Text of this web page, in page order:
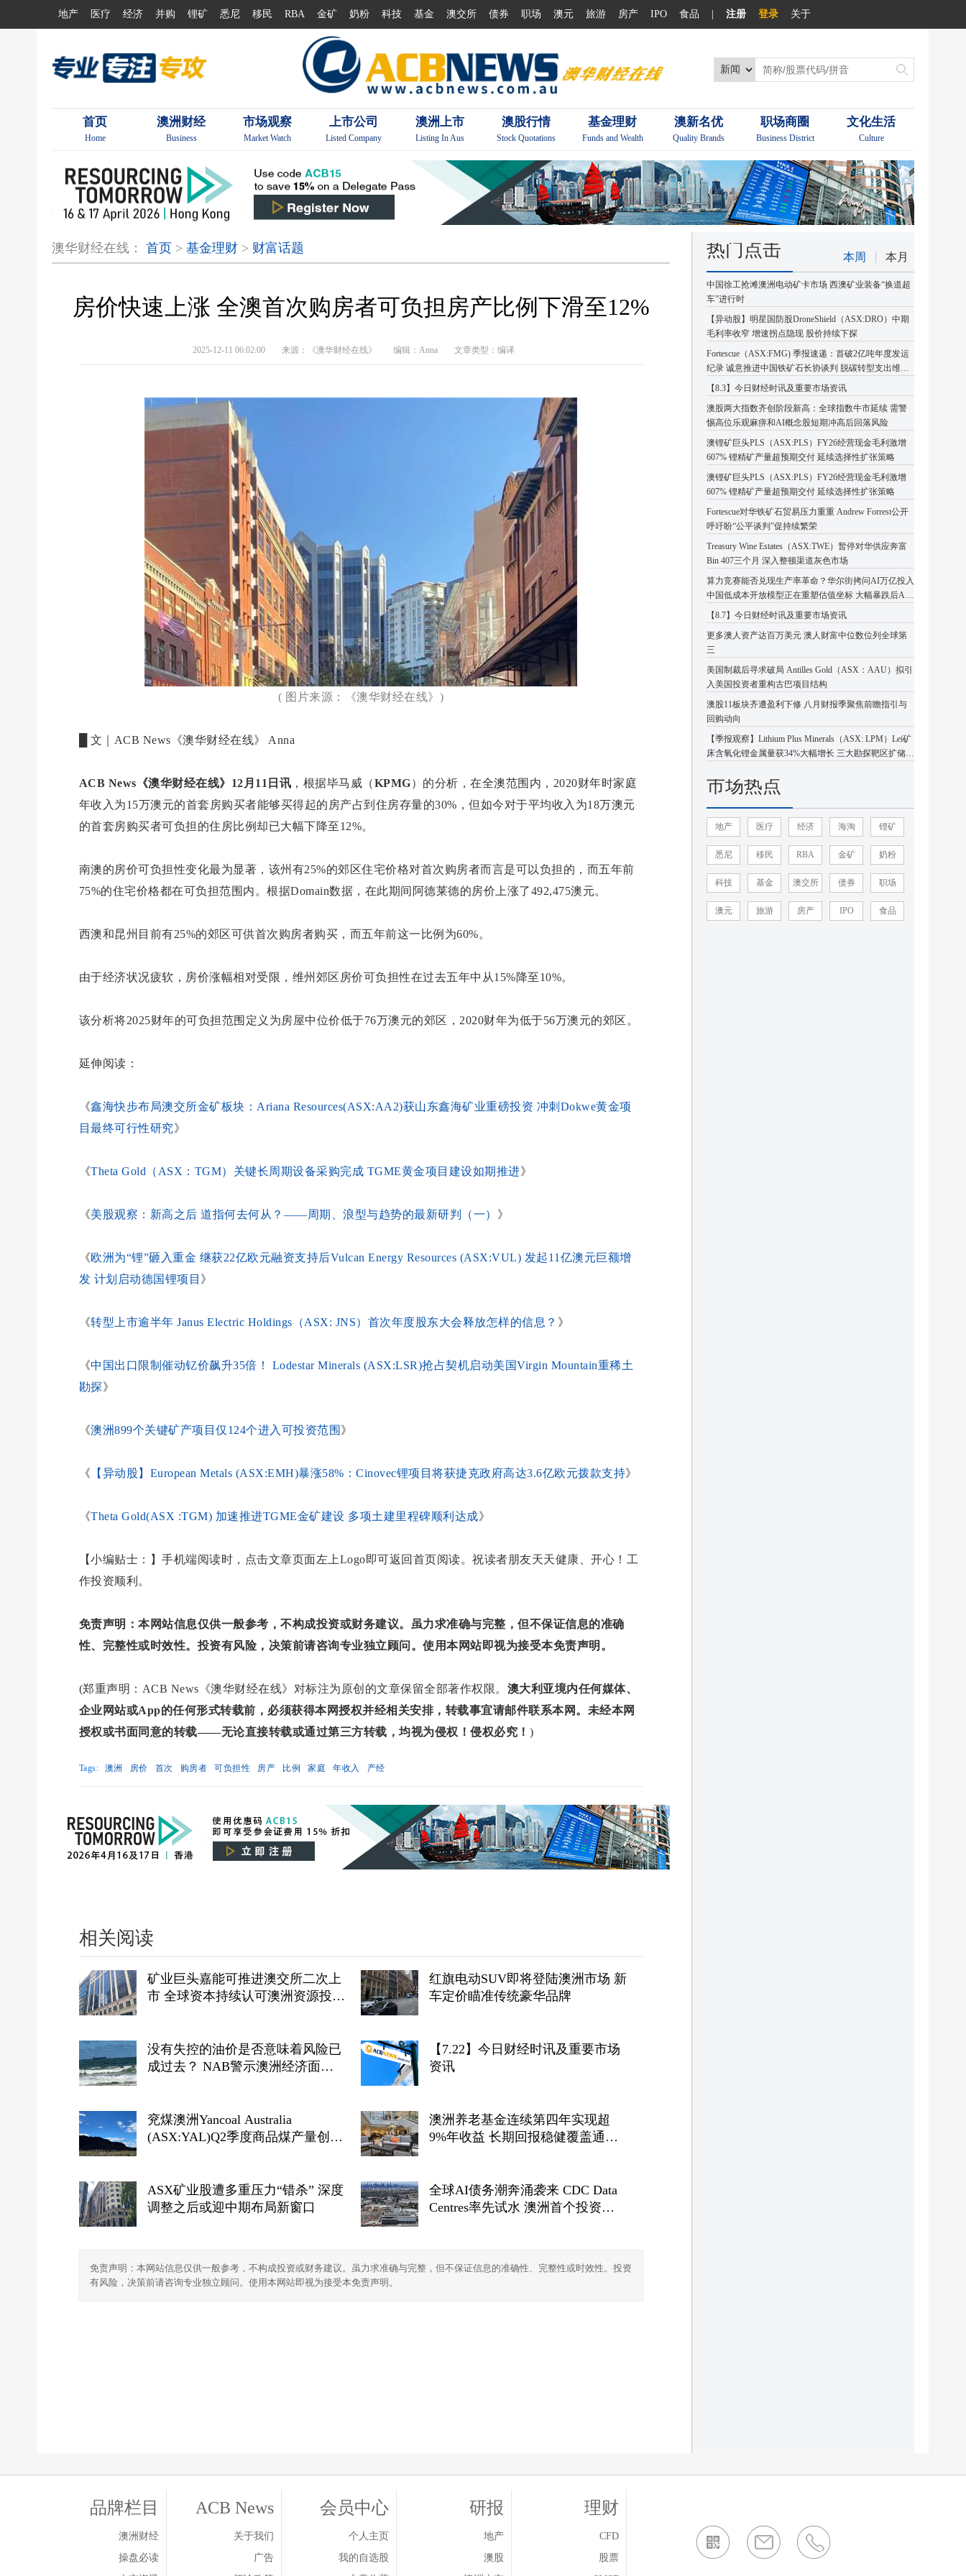
地产 医疗 经济 并购 锂矿 悉尼 移民 RBA 金矿 奶粉 科技 基金 澳交所 债券 职场 澳元 旅游 房产 IPO 食品 注册 登录 关于
首页
Home
澳洲财经
Business
市场观察
Market Watch
上市公司
Listed Company
澳洲上市
Listing In Aus
澳股行情
Stock Quotations
基金理财
Funds and Wealth
澳新名优
Quality Brands
职场商圈
Business District
文化生活
Culture
澳华财经在线： 首页 > 基金理财 > 财富话题
房价快速上涨 全澳首次购房者可负担房产比例下滑至12%
2025-12-11 06:02:00 来源：《澳华财经在线》 编辑：Anna 文章类型：编译
( 图片来源：《澳华财经在线》)
█ 文｜ACB News《澳华财经在线》 Anna
ACB News《澳华财经在线》12月11日讯 ，根据毕马威（KPMG）的分析，在全澳范围内，2020财年时家庭
年收入为15万澳元的首套房购买者能够买得起的房产占到住房存量的30%，但如今对于平均收入为18万澳元
的首套房购买者可负担的住房比例却已大幅下降至12%。
南澳的房价可负担性变化最为显著，该州有25%的郊区住宅价格对首次购房者而言是可以负担的，而五年前
75%的住宅价格都在可负担范围内。根据Domain数据，在此期间阿德莱德的房价上涨了492,475澳元。
西澳和昆州目前有25%的郊区可供首次购房者购买，而五年前这一比例为60%。
由于经济状况疲软，房价涨幅相对受限，维州郊区房价可负担性在过去五年中从15%降至10%。
该分析将2025财年的可负担范围定义为房屋中位价低于76万澳元的郊区，2020财年为低于56万澳元的郊区。
延伸阅读：
《鑫海快步布局澳交所金矿板块：Ariana Resources(ASX:AA2)获山东鑫海矿业重磅投资 冲刺Dokwe黄金项
目最终可行性研究》
《Theta Gold（ASX：TGM）关键长周期设备采购完成 TGME黄金项目建设如期推进》
《美股观察：新高之后 道指何去何从？——周期、浪型与趋势的最新研判（一） 》
《欧洲为“锂”砸入重金 继获22亿欧元融资支持后Vulcan Energy Resources (ASX:VUL) 发起11亿澳元巨额增
发 计划启动德国锂项目 》
《转型上市逾半年 Janus Electric Holdings（ASX: JNS）首次年度股东大会释放怎样的信息？ 》
《中国出口限制催动钇价飙升35倍！ Lodestar Minerals (ASX:LSR)抢占契机启动美国Virgin Mountain重稀土
勘探》
《澳洲899个关键矿产项目仅124个进入可投资范围 》
《 【异动股】European Metals (ASX:EMH)暴涨58%：Cinovec锂项目将获捷克政府高达3.6亿欧元拨款支持》
《Theta Gold(ASX :TGM) 加速推进TGME金矿建设 多项土建里程碑顺利达成》
【小编贴士：】手机端阅读时，点击文章页面左上Logo即可返回首页阅读。祝读者朋友天天健康、开心！工
作投资顺利。
免责声明：本网站信息仅供一般参考，不构成投资或财务建议。虽力求准确与完整，但不保证信息的准确
性、完整性或时效性。投资有风险，决策前请咨询专业独立顾问。使用本网站即视为接受本免责声明。
(郑重声明：ACB News《澳华财经在线》对标注为原创的文章保留全部著作权限。 澳大利亚境内任何媒体、
企业网站或App的任何形式转载前，必须获得本网授权并经相关安排，转载事宜请邮件联系本网。未经本网
授权或书面同意的转载——无论直接转载或通过第三方转载，均视为侵权！侵权必究！ )
Tags: 澳洲 房价 首次 购房者 可负担性 房产 比例 家庭 年收入 产经
相关阅读
矿业巨头嘉能可推进澳交所二次上
市 全球资本持续认可澳洲资源投资
红旗电动SUV即将登陆澳洲市场 新
车定价瞄准传统豪华品牌
没有失控的油价是否意味着风险已
成过去？ NAB警示澳洲经济面
【7.22】今日财经时讯及重要市场
资讯
兖煤澳洲Yancoal Australia
(ASX:YAL)Q2季度商品煤产量创新
望
澳洲养老基金连续第四年实现超
9%年收益 长期回报稳健覆盖通胀
ASX矿业股遭多重压力“错杀” 深度
调整之后或迎中期布局新窗口
全球AI债务潮奔涌袭来 CDC Data
Centres率先试水 澳洲首个投资级
免责声明：本网站信息仅供一般参考，不构成投资或财务建议。虽力求准确与完整，但不保证信息的准确性、完整性或时效性。投资
有风险，决策前请咨询专业独立顾问。使用本网站即视为接受本免责声明。
热门点击 本周 本月
中国徐工抢滩澳洲电动矿卡市场 西澳矿业装备“换道超
车”进行时
【异动股】明星国防股DroneShield（ASX:DRO）中期
毛利率收窄 增速拐点隐现 股价持续下探
Fortescue（ASX:FMG) 季报速递：首破2亿吨年度发运
纪录 诚意推进中国铁矿石长协谈判 脱碳转型支出维持
高位
【8.3】今日财经时讯及重要市场资讯
澳股两大指数齐创阶段新高：全球指数牛市延续 需警
惕高位乐观麻痹和AI概念股短期冲高后回落风险
澳锂矿巨头PLS（ASX:PLS）FY26经营现金毛利激增
607% 锂精矿产量超预期交付 延续选择性扩张策略
澳锂矿巨头PLS（ASX:PLS）FY26经营现金毛利激增
607% 锂精矿产量超预期交付 延续选择性扩张策略
Fortescue对华铁矿石贸易压力重重 Andrew Forrest公开
呼吁盼“公平谈判”促持续繁荣
Treasury Wine Estates（ASX:TWE）暂停对华供应奔富
Bin 407三个月 深入整顿渠道灰色市场
算力竞赛能否兑现生产率革命？华尔街拷问AI万亿投入
中国低成本开放模型正在重塑估值坐标 大幅暴跌后AI
板块或迎企稳反弹
【8.7】今日财经时讯及重要市场资讯
更多澳人资产达百万美元 澳人财富中位数位列全球第
三
美国制裁后寻求破局 Antilles Gold（ASX：AAU）拟引
入美国投资者重构古巴项目结构
澳股11板块齐遭盈利下修 八月财报季聚焦前瞻指引与
回购动向
【季报观察】Lithium Plus Minerals（ASX: LPM）Lei矿
床含氧化锂金属量获34%大幅增长 三大勘探靶区扩储潜
市场热点
地产 医疗 经济 海淘 锂矿
悉尼 移民 RBA 金矿 奶粉
科技 基金 澳交所 债券 职场
澳元 旅游 房产 IPO 食品
品牌栏目
澳洲财经
操盘必读
ACB News
关于我们
广告
会员中心
个人主页
我的自选股
研报
地产
澳股
理财
CFD
股票